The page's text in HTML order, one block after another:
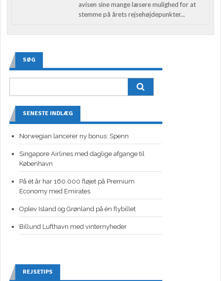
avisen sine mange læsere mulighed for at
stemme på årets rejsehøjdepunkter...
SØG
SENESTE INDLÆG
Norwegian lancerer ny bonus: Spenn
Singapore Airlines med daglige afgange til
København
På ét år har 160.000 fløjet på Premium
Economy med Emirates
Oplev Island og Grønland på én flybillet
Billund Lufthavn med vinternyheder
REJSETIPS